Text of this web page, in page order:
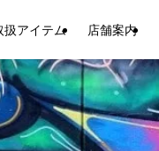
扱アイテム 店舗案内